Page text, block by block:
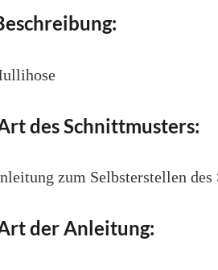
des Schnittmusters:
zum Selbsterstellen des
der Anleitung: